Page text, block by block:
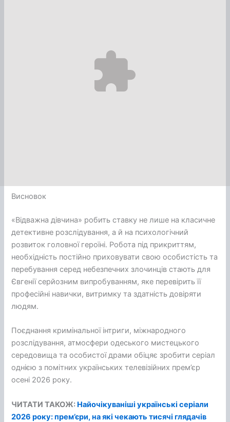
Висновок
«Відважна дівчина» робить ставку не лише на класичне
детективне розслідування, а й на психологічний
розвиток головної героїні. Робота під прикриттям,
необхідність постійно приховувати свою особистість та
перебування серед небезпечних злочинців стають для
Євгенії серйозним випробуванням, яке перевірить її
професійні навички, витримку та здатність довіряти
людям.
Поєднання кримінальної інтриги, міжнародного
розслідування, атмосфери одеського мистецького
середовища та особистої драми обіцяє зробити серіал
однією з помітних українських телевізійних прем’єр
осені 2026 року.
ЧИТАТИ ТАКОЖ: Найочікуваніші українські серіали
2026 року: прем’єри, на які чекають тисячі глядачів